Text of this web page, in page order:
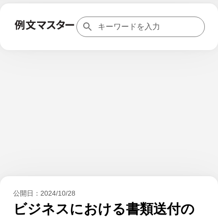
公開日： 2024/10/28
ビジネスにおける書類送付の